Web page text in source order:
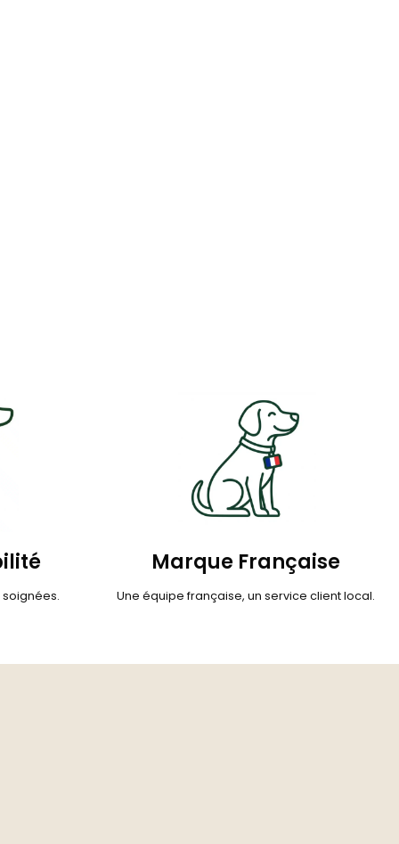
soignées.
Marque Française
Une équipe française, un service client local.